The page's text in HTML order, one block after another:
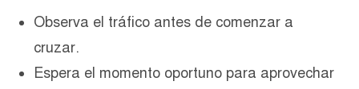
Observa el tráfico antes de comenzar a
cruzar.
Espera el momento oportuno para aprovechar